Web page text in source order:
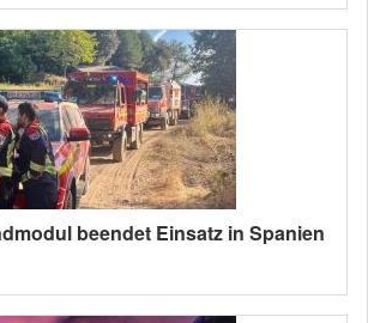
beendet Einsatz in Spanien